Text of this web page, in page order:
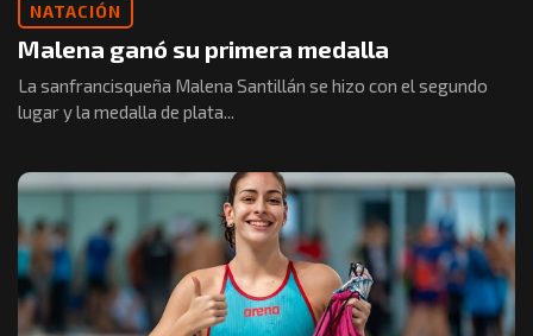
NATACIÓN
Malena ganó su primera medalla
La sanfrancisqueña Malena Santillán se hizo con el segundo
lugar y la medalla de plata...